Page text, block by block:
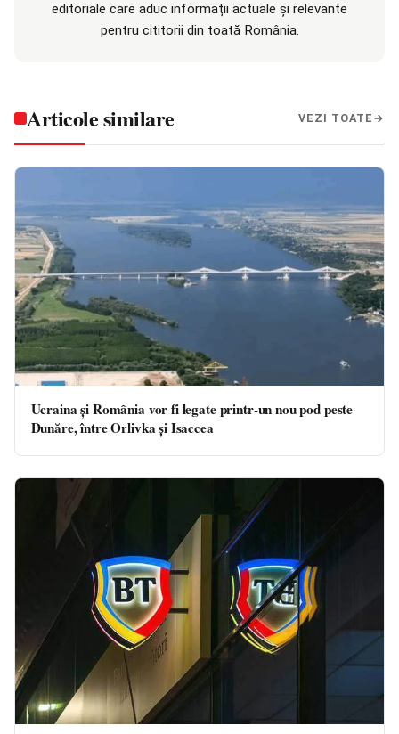
editoriale care aduc informații actuale și relevante
pentru cititorii din toată România.
Articole similare VEZI TOATE
Ucraina și România vor fi legate printr-un nou pod peste
Dunăre, între Orlivka și Isaccea